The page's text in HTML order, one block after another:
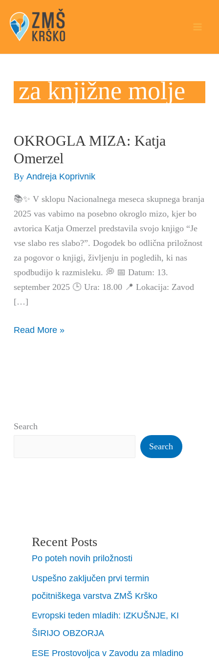
content
za knjižne molje
OKROGLA MIZA: Katja
Omerzel
ByAndreja Koprivnik
📚✨ V sklopu Nacionalnega meseca skupnega branja
2025 vas vabimo na posebno okroglo mizo, kjer bo
avtorica Katja Omerzel predstavila svojo knjigo “Je
vse slabo res slabo?”. Dogodek bo odlična priložnost
za pogovor o knjigi, življenju in pogledih, ki nas
spodbudijo k razmisleku. 💭 📅 Datum: 13.
september 2025 🕒 Ura: 18.00 📍 Lokacija: Zavod
[…]
OKROGLA
MIZA:
Omerzel
Read More »
Search
Search
Recent Posts
Po poteh novih priložnosti
Uspešno zaključen prvi termin
počitniškega varstva ZMŠ Krško
Evropski teden mladih: IZKUŠNJE, KI
ŠIRIJO OBZORJA
ESE Prostovoljca v Zavodu za mladino